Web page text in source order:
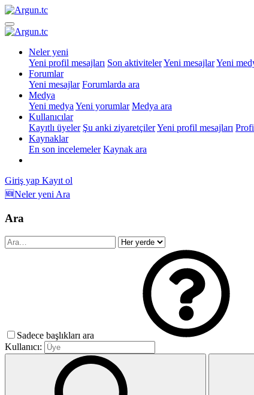
Neler yeni
Yeni profil mesajları Son aktivitelerYeni mesajlarYeni
Forumlar
Yeni mesajlar Forumlarda ara
Medya
Yeni medya Yeni yorumlar Medya ara
Kullanıcılar
Kayıtlı üyeler Şu anki ziyaretçilerYeni profil mesajları
Kaynaklar
En son incelemeler Kaynak ara
Giriş yap Kayıt ol
🆕Neler yeni Ara
Ara
Sadece başlıkları ara
Kullanıcı: